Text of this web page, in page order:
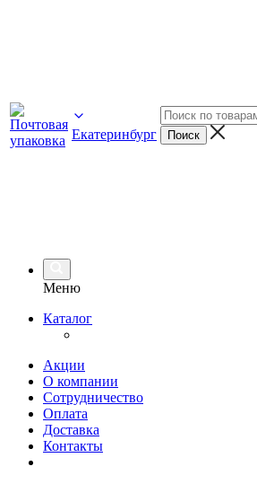
Екатеринбург
Меню
Каталог
Акции
О компании
Сотрудничество
Оплата
Доставка
Контакты